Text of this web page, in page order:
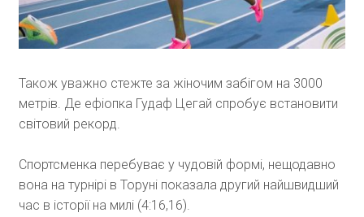
Також уважно стежте за жіночим забігом на 3000
метрів. Де ефіопка Гудаф Цегай спробує встановити
світовий рекорд.
Спортсменка перебуває у чудовій формі, нещодавно
вона на турнірі в Торуні показала другий найшвидший
час в історії на милі (4:16,16).